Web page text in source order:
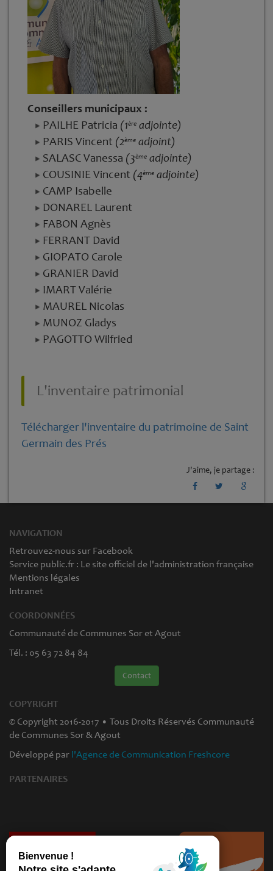
Conseillers municipaux :
PAILHE Patricia (1ère adjointe)
PARIS Vincent (2ème adjoint)
SALASC Vanessa (3ème adjointe)
COUSINIE Vincent (4ème adjointe)
CAMP Isabelle
DONAREL Laurent
FABON Agnès
FERRANT David
GIOPATO Carole
GRANIER David
IMART Valérie
MAUREL Nicolas
MUNOZ Gladys
PAGOTTO Wilfried
L'inventaire patrimonial
Télécharger l'inventaire du patrimoine de Saint
Germain des Prés
J'aime, je partage :
NAVIGATION
Retrouvez-nous sur Facebook
Service public.fr : Le site officiel de l'administration française
Mentions légales
Intranet
COORDONNÉES
Communauté de Communes Sor et Agout
Tél. : 05 63 72 84 84
Contact
COPYRIGHT
© Copyright 2016-2017 • Tous Droits Réservés Communauté
de Communes Sor & Agout
Développé par l'Agence de Communication Freshcore
PARTENAIRES